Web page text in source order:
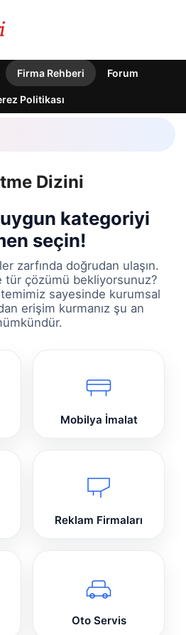
Firma Rehberi Forum
Politikası
Dizini
uygun kategoriyi
seçin!
zarfında doğrudan ulaşın.
tür çözümü bekliyorsunuz?
sayesinde kurumsal
erişim kurmanız şu an
Mobilya İmalat
Reklam Firmaları
Oto Servis